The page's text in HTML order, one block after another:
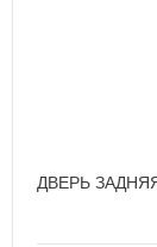
ДВЕРЬ